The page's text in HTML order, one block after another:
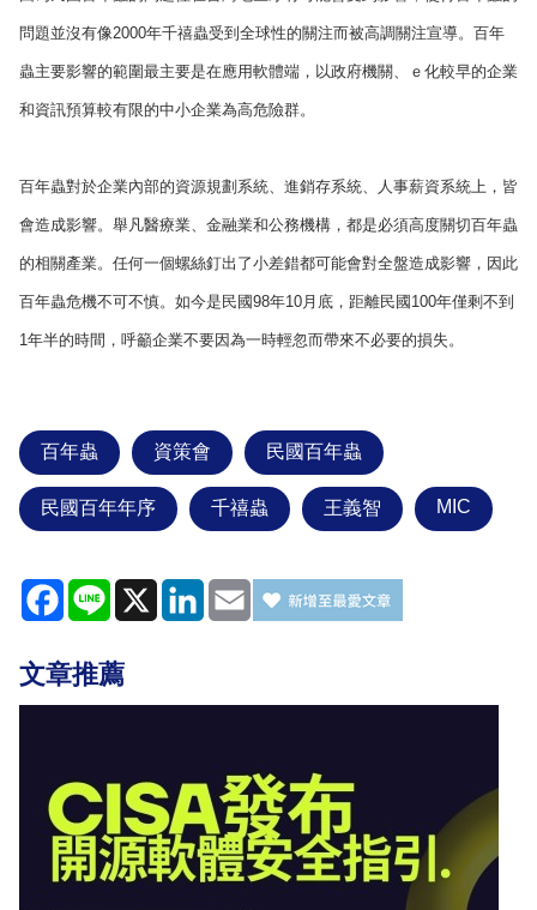
問題並沒有像2000年千禧蟲受到全球性的關注而被高調關注宣導。百年
蟲主要影響的範圍最主要是在應用軟體端，以政府機關、ｅ化較早的企業
和資訊預算較有限的中小企業為高危險群。
百年蟲對於企業內部的資源規劃系統、進銷存系統、人事薪資系統上，皆
會造成影響。舉凡醫療業、金融業和公務機構，都是必須高度關切百年蟲
的相關產業。任何一個螺絲釘出了小差錯都可能會對全盤造成影響，因此
百年蟲危機不可不慎。如今是民國98年10月底，距離民國 100年僅剩不到
1年半的時間，呼籲企業不要因為一時輕忽而帶來不必要的損失。
百年蟲 資策會 民國百年蟲
民國百年年序 千禧蟲 王義智 MIC
Facebook
Line X LinkedIn
Email
文章推薦